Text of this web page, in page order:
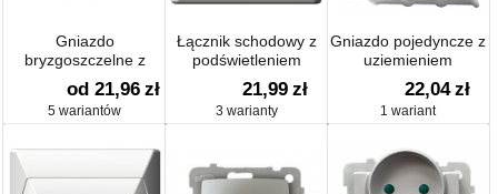
Gniazdo
bryzgoszczelne z
uziemieniem IP-44
od 21,96 zł
5 wariantów
Łącznik schodowy z
podświetleniem
21,99 zł
3 warianty
Gniazdo pojedyncze z
uziemieniem
22,04 zł
1 wariant